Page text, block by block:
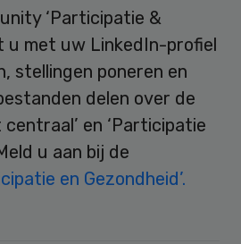
‘Participatie &
u met uw LinkedIn-profiel
stellingen poneren en
delen over de
centraal’ en ‘Participatie
u aan bij de
en Gezondheid’.